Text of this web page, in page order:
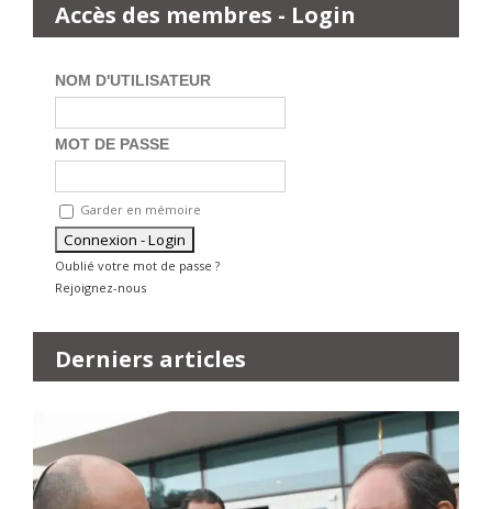
Accès des membres - Login
NOM D'UTILISATEUR
MOT DE PASSE
Garder en mémoire
Oublié votre mot de passe ?
Rejoignez-nous
Derniers articles